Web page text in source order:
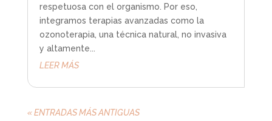
respetuosa con el organismo. Por eso,
integramos terapias avanzadas como la
ozonoterapia, una técnica natural, no invasiva
y altamente...
LEER MÁS
« ENTRADAS MÁS ANTIGUAS